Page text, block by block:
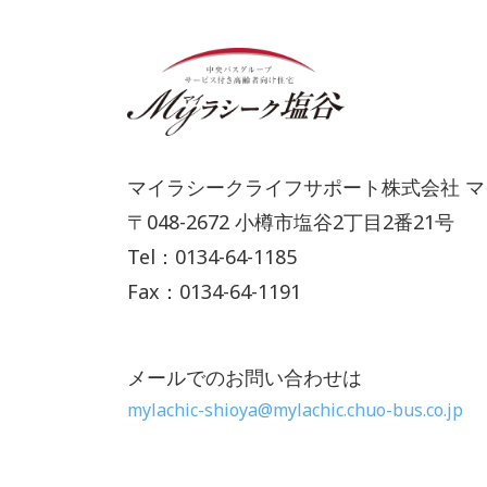
マイラシークライフサポート株式会社
〒048-2672 小樽市塩谷2丁目2番21号
Tel：0134-64-1185
Fax：0134-64-1191
メールでのお問い合わせは
mylachic-shioya@mylachic.chuo-bus.co.jp